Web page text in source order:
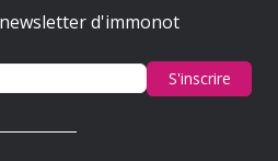
d'immonot
S'inscrire